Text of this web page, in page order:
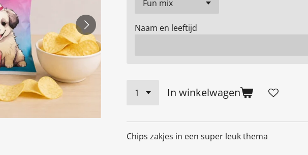
Naam en leeftijd
In winkelwagen
Chips zakjes in een super leuk thema